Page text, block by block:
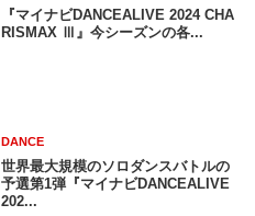
『マイナビDANCEALIVE 2024 CHA
RISMAX Ⅲ』今シーズンの各...
DANCE
世界最大規模のソロダンスバトルの
予選第1弾『マイナビDANCEALIVE
202...